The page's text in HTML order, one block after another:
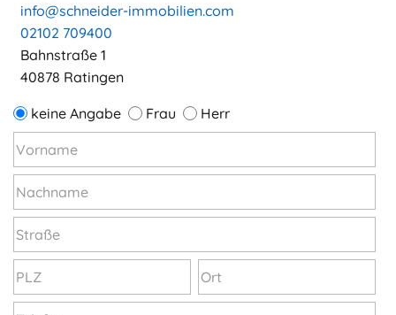
info@schneider-immobilien.com
02102 709400
Bahnstraße 1
40878 Ratingen
keine Angabe Frau Herr